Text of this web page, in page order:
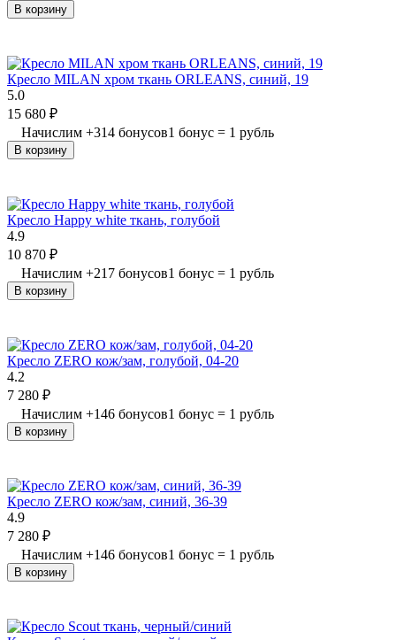
В корзину
Кресло MILAN хром ткань ORLEANS, синий, 19
5.0
15 680 ₽
Начислим +314 бонусов1 бонус = 1 рубль
В корзину
Кресло Happy white ткань, голубой
4.9
10 870 ₽
Начислим +217 бонусов1 бонус = 1 рубль
В корзину
Кресло ZERO кож/зам, голубой, 04-20
4.2
7 280 ₽
Начислим +146 бонусов1 бонус = 1 рубль
В корзину
Кресло ZERO кож/зам, синий, 36-39
4.9
7 280 ₽
Начислим +146 бонусов1 бонус = 1 рубль
В корзину